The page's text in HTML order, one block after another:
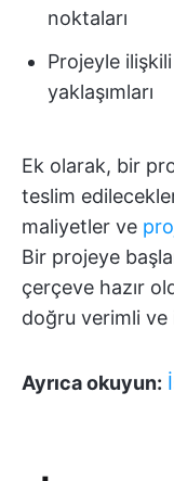
noktaları
Projeyle
yaklaşımları
Ek olarak, bir
teslim
maliyetler ve
Bir projeye
çerçeve hazır
doğru verimli ve
Ayrıca okuyun: